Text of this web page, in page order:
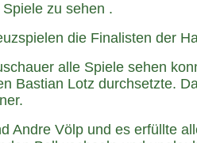
zu sehen .
die Finalisten der
alle Spiele sehen
Bastian Lotz durchsetzte.
Völp und es erfüllte